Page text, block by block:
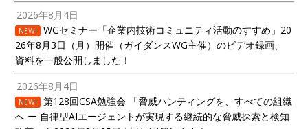
2026年8月4日
NEW!
WGセミナー「企業内技術コミュニティ活動のすすめ」20
26年8月3日（月）開催（ガイダンスWG主催）のビデオ録画、
資料を一般公開しました！
2026年8月4日
NEW!
第128回CSA勉強会 「脅威ハンティングを、すべての組織
へ ー 自律型AIエージェントが実現する継続的な脅威探索と検知